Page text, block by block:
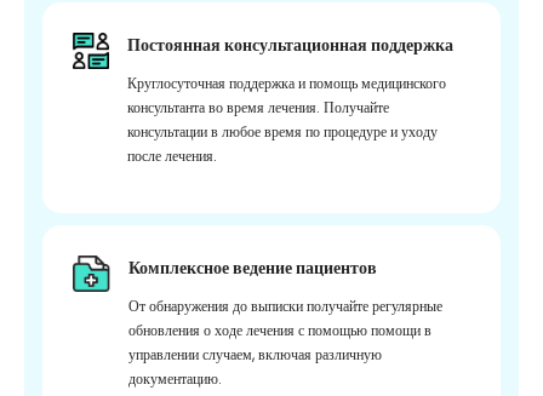
Постоянная консультационная поддержка
Круглосуточная поддержка и помощь медицинского
консультанта во время лечения. Получайте
консультации в любое время по процедуре и уходу
после лечения.
Комплексное ведение пациентов
От обнаружения до выписки получайте регулярные
обновления о ходе лечения с помощью помощи в
управлении случаем, включая различную
документацию.